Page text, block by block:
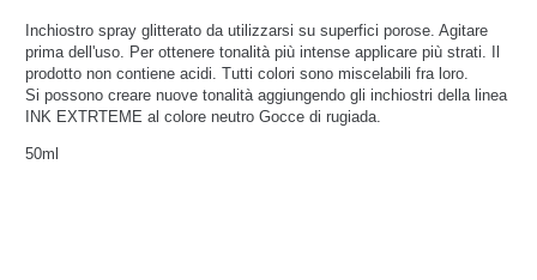
Inchiostro spray glitterato da utilizzarsi su superfici porose. Agitare
prima dell'uso. Per ottenere tonalità più intense applicare più strati. Il
prodotto non contiene acidi. Tutti colori sono miscelabili fra loro.
Si possono creare nuove tonalità aggiungendo gli inchiostri della linea
INK EXTRTEME al colore neutro Gocce di rugiada.
50ml